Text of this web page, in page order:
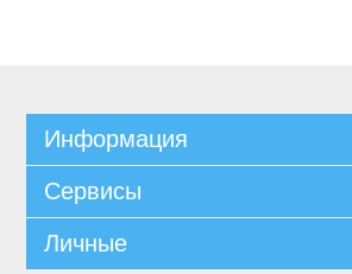
Информация
Сервисы
Личные